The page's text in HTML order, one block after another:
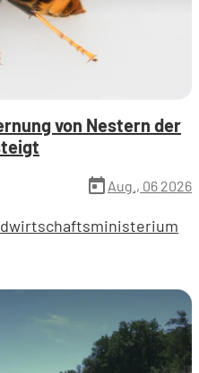
von Nestern der
today Aug., 06 2026